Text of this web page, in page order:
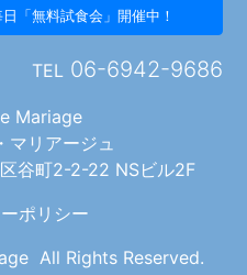
日「無料試食会」開催中！
TEL 06-6942-9686
Mariage
マリアージュ
谷町2-2-22 NSビル2F
ポリシー
All Rights Reserved.